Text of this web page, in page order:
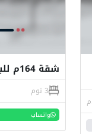
شقة 164م للبيع في مشروع ألما العلمين الجديدة
3 نوم
واتساب